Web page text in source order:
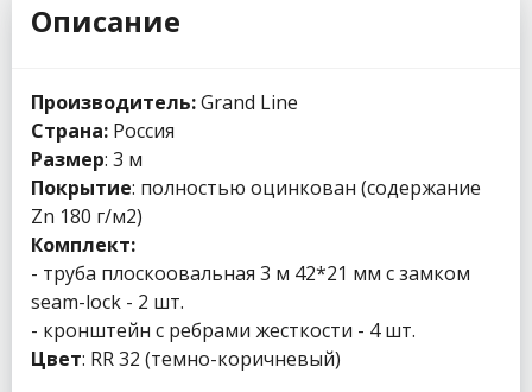
Описание
Производитель:Grand Line
Страна: Россия
Размер: 3 м
Покрытие: полностью оцинкован (содержание
Zn 180 г/м2)
Комплект:
- труба плоскоовальная 3 м 42*21 мм с замком
seam-lock - 2 шт.
- кронштейн с ребрами жесткости - 4 шт.
Цвет: RR 32 (темно-коричневый)